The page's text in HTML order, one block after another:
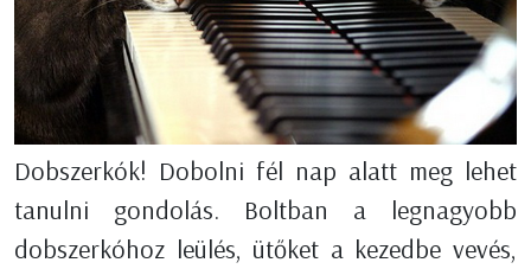
Dobszerkók! Dobolni fél nap alatt meg lehet
tanulni gondolás. Boltban a legnagyobb
dobszerkóhoz leülés, ütőket a kezedbe vevés,